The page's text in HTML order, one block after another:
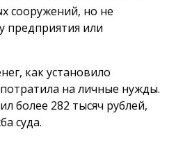
сооружений, но не
предприятия или
как установило
на личные нужды.
более 282 тысяч рублей,
суда.